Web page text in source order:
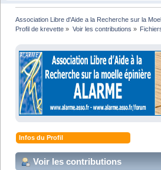
Association Libre d'Aide a la Recherche sur la
Profil de krevette » Voir les contributions »
Infos du Profil
Voir les contributions